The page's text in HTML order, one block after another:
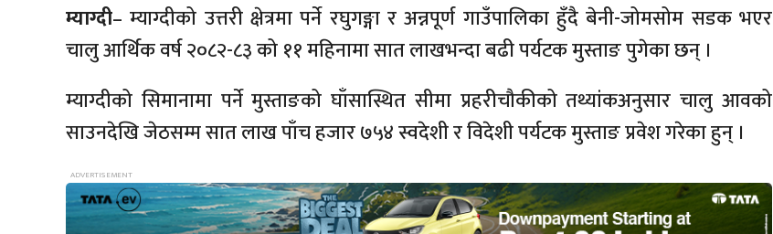
म्याग्दी– म्याग्दीको उत्तरी क्षेत्रमा पर्ने रघुगङ्गा र अन्नपूर्ण गाउँपालिका हुँदै बेनी-जोमसोम सडक भएर
चालु आर्थिक वर्ष २०८२-८३ को ११ महिनामा सात लाखभन्दा बढी पर्यटक मुस्ताङ पुगेका छन् ।
म्याग्दीको सिमानामा पर्ने मुस्ताङको घाँसास्थित सीमा प्रहरीचौकीको तथ्यांकअनुसार चालु आवको
साउनदेखि जेठसम्म सात लाख पाँच हजार ७५४ स्वदेशी र विदेशी पर्यटक मुस्ताङ प्रवेश गरेका हुन् ।